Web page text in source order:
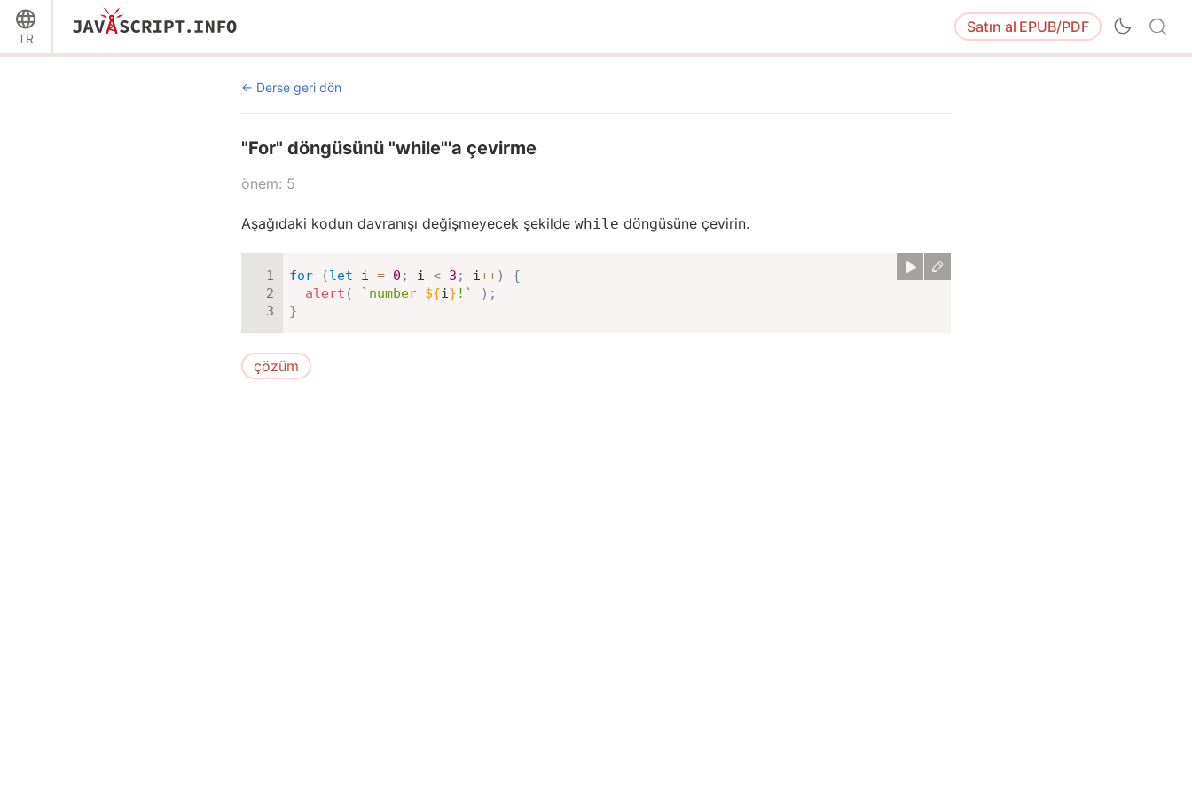
TR
Satın al EPUB/PDF
Derse geri dön
"For" döngüsünü "while"'a çevirme
önem: 5
Aşağıdaki kodun davranışı değişmeyecek şekilde while döngüsüne çevirin.
for (let i = 0 ; i < 3 ; i++)
{
alert ( ` number ${i} ! ` ) ;
}
çözüm